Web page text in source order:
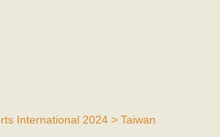
International 2024 > Taiwan